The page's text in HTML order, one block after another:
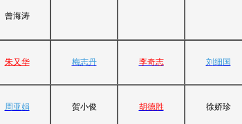
曾海涛
朱又华 梅志丹 李奇志 刘细国
周亚娟 贺小俊 胡德胜 徐娇珍